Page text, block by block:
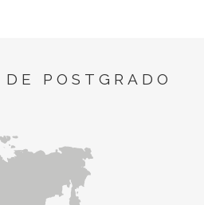
POSTGRADO